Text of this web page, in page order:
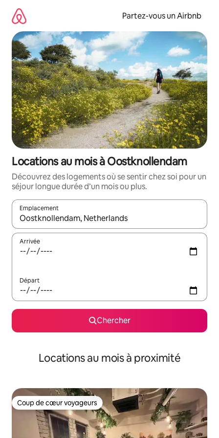
directement
contenu
Partez-vous un Airbnb
Locations au mois à Oostknollendam
Découvrez des logements où se sentir chez soi pour un
séjour longue durée d’un mois ou plus.
Emplacement
Quand les résultats sont affichés, parcourez-les en utilisant
Arrivée
Départ
Chercher
Locations au mois à proximité
Coup de cœur voyageurs
Coup de cœur voyageurs